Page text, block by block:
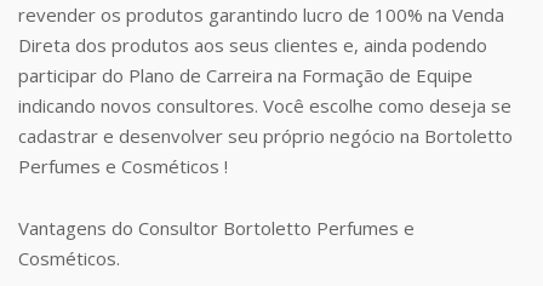
revender os produtos garantindo lucro de 100% na Venda
Direta dos produtos aos seus clientes e, ainda podendo
participar do Plano de Carreira na Formação de Equipe
indicando novos consultores. Você escolhe como deseja se
cadastrar e desenvolver seu próprio negócio na Bortoletto
Perfumes e Cosméticos !
Vantagens do Consultor Bortoletto Perfumes e
Cosméticos.